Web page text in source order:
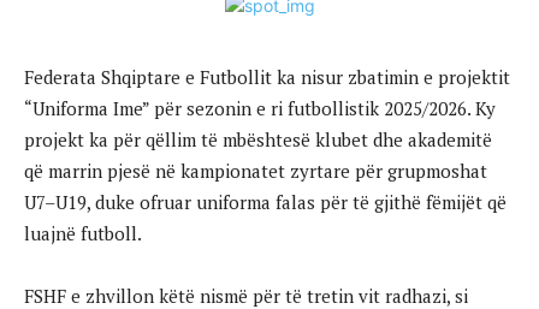
Federata Shqiptare e Futbollit ka nisur zbatimin e projektit
“Uniforma Ime” për sezonin e ri futbollistik 2025/2026. Ky
projekt ka për qëllim të mbështesë klubet dhe akademitë
që marrin pjesë në kampionatet zyrtare për grupmoshat
U7–U19, duke ofruar uniforma falas për të gjithë fëmijët që
luajnë futboll.
FSHF e zhvillon këtë nismë për të tretin vit radhazi, si